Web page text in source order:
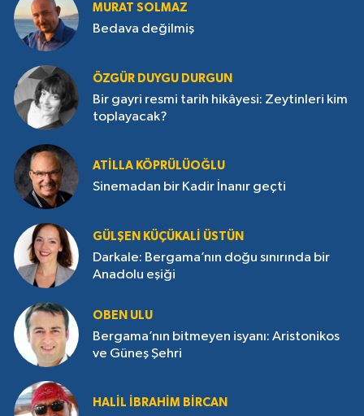
MURAT SOLMAZ
Bedava değilmiş
ÖZGÜR DUYGU DURGUN
Bir gayri resmi tarih hikâyesi: Zeytinleri kim
toplayacak?
ATILLA KÖPRÜLÜOĞLU
Sinemadan bir Kadir İnanır geçti
GÜLŞEN KÜÇÜKALI ÜSTÜN
Darkale: Bergama’nın doğu sınırında bir
Anadolu eşiği
OBEN ULU
Bergama’nın bitmeyen isyanı: Aristonikos
ve Güneş Şehri
HALIL İBRAHIM BIRCAN